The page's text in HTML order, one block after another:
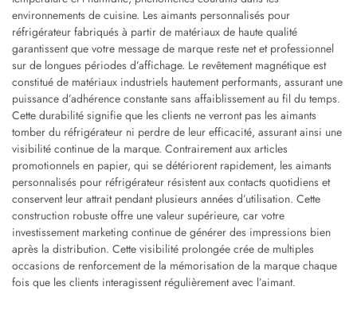
environnements de cuisine. Les aimants personnalisés pour
réfrigérateur fabriqués à partir de matériaux de haute qualité
garantissent que votre message de marque reste net et professionnel
sur de longues périodes d’affichage. Le revêtement magnétique est
constitué de matériaux industriels hautement performants, assurant une
puissance d’adhérence constante sans affaiblissement au fil du temps.
Cette durabilité signifie que les clients ne verront pas les aimants
tomber du réfrigérateur ni perdre de leur efficacité, assurant ainsi une
visibilité continue de la marque. Contrairement aux articles
promotionnels en papier, qui se détériorent rapidement, les aimants
personnalisés pour réfrigérateur résistent aux contacts quotidiens et
conservent leur attrait pendant plusieurs années d’utilisation. Cette
construction robuste offre une valeur supérieure, car votre
investissement marketing continue de générer des impressions bien
après la distribution. Cette visibilité prolongée crée de multiples
occasions de renforcement de la mémorisation de la marque chaque
fois que les clients interagissent régulièrement avec l’aimant.